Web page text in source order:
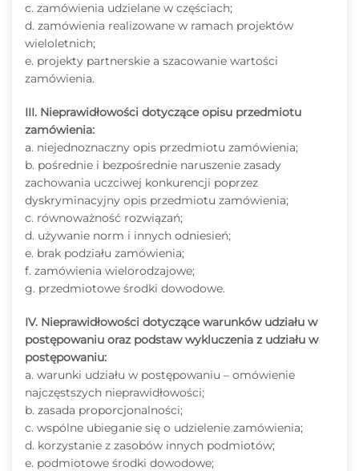
c. zamówienia udzielane w częściach;
d. zamówienia realizowane w ramach projektów
wieloletnich;
e. projekty partnerskie a szacowanie wartości
zamówienia.
III. Nieprawidłowości dotyczące opisu przedmiotu
zamówienia:
a. niejednoznaczny opis przedmiotu zamówienia;
b. pośrednie i bezpośrednie naruszenie zasady
zachowania uczciwej konkurencji poprzez
dyskryminacyjny opis przedmiotu zamówienia;
c. równoważność rozwiązań;
d. używanie norm i innych odniesień;
e. brak podziału zamówienia;
f. zamówienia wielorodzajowe;
g. przedmiotowe środki dowodowe.
IV. Nieprawidłowości dotyczące warunków udziału w
postępowaniu oraz podstaw wykluczenia z udziału w
postępowaniu:
a. warunki udziału w postępowaniu – omówienie
najczęstszych nieprawidłowości;
b. zasada proporcjonalności;
c. wspólne ubieganie się o udzielenie zamówienia;
d. korzystanie z zasobów innych podmiotów;
e. podmiotowe środki dowodowe;